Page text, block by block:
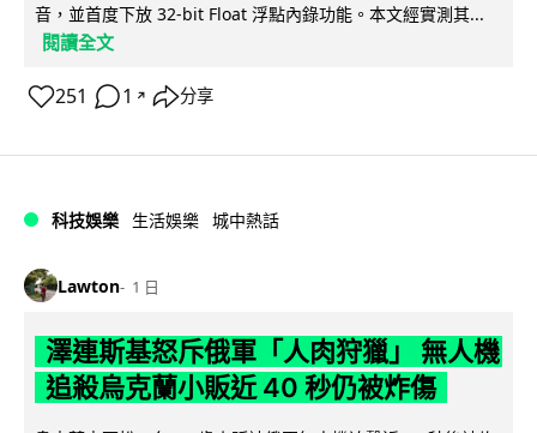
音，並首度下放 32-bit Float 浮點內錄功能。本文經實測其...
閱讀全文
251 1 ↗ 分享
科技娛樂 生活娛樂 城中熱話
Lawton 1 日
澤連斯基怒斥俄軍「人肉狩獵」 無人機
追殺烏克蘭小販近 40 秒仍被炸傷